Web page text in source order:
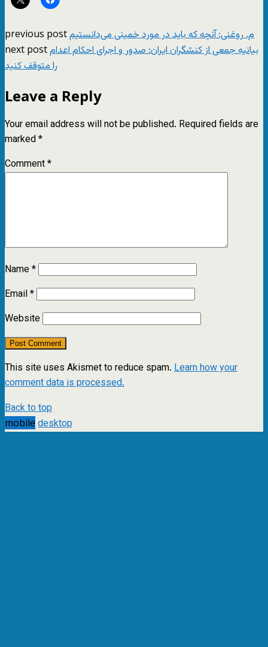
previous postم. روغنی: آنچه که باید در مورد خمینی می‌دانستیم
next postبیانیه جمعی از کنشگران ایران: صدور و اجرای احکام اعدام
را متوقف کنید
Leave a Reply
Your email address will not be published. Required fields are
marked*
Comment*
Name*
Email*
Website
This site uses Akismet to reduce spam. Learn how your
comment data is processed.
Back to top
mobile desktop